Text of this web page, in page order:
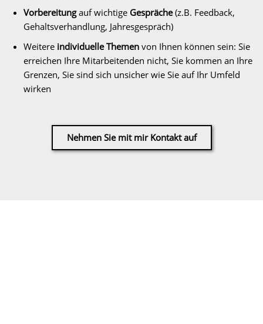
Vorbereitungauf wichtige Gespräche(z.B. Feedback,
Gehaltsverhandlung, Jahresgespräch)
Weitere individuelle Themen von Ihnen können sein: Sie
erreichen Ihre Mitarbeitenden nicht, Sie kommen an Ihre
Grenzen, Sie sind sich unsicher wie Sie auf Ihr Umfeld
wirken
Nehmen Sie mit mir Kontakt auf